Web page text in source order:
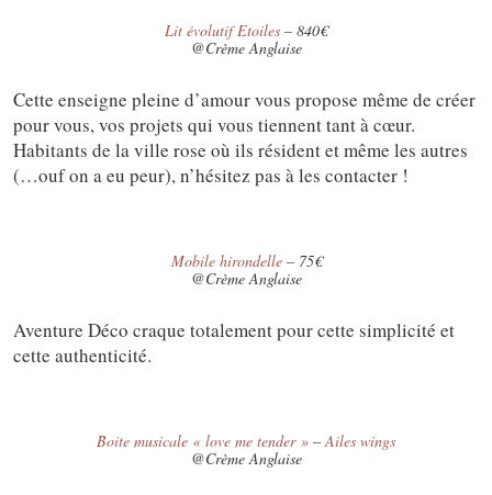
Lit évolutif Etoiles – 840€
@Crème Anglaise
Cette enseigne pleine d’amour vous propose même de créer
pour vous, vos projets qui vous tiennent tant à cœur.
Habitants de la ville rose où ils résident et même les autres
(…ouf on a eu peur), n’hésitez pas à les contacter !
Mobile hirondelle– 75€
@Crème Anglaise
Aventure Déco craque totalement pour cette simplicité et
cette authenticité.
Boite musicale « love me tender » – Ailes wings
@Crème Anglaise